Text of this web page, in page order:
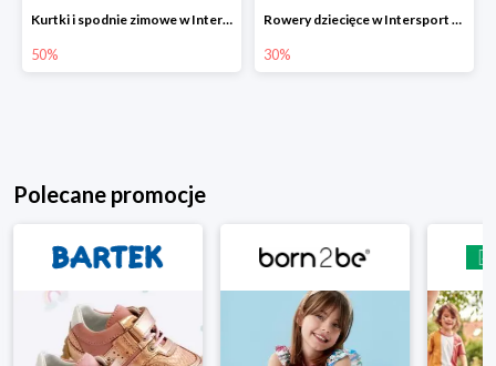
Kurtki i spodnie zimowe w Intersport do -50%
50%
Rowery dziecięce w Intersport do -30%
30%
Polecane promocje